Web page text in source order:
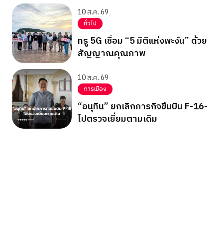
10 ส.ค. 69
ทั่วไป
ทรู 5G เชื่อม “5 มิติแห่งพะงัน” ด้วย
สัญญาณคุณภาพ
10 ส.ค. 69
การเมือง
“อนุทิน” ยกเลิกภารกิจขึ้นบิน F-16-
ไปตรวจเยี่ยมตามเดิม